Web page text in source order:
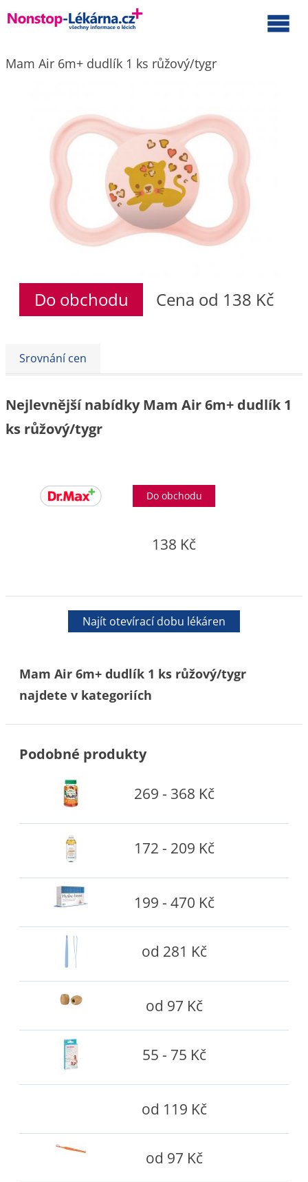
Mam Air 6m+ dudlík 1 ks růžový/tygr
Do obchodu Cena od 138 Kč
Srovnání cen
Nejlevnější nabídky Mam Air 6m+ dudlík 1
ks růžový/tygr
Do obchodu
138 Kč
Najít otevírací dobu lékáren
Mam Air 6m+ dudlík 1 ks růžový/tygr
najdete v kategoriích
Podobné produkty
269 - 368 Kč
172 - 209 Kč
199 - 470 Kč
od 281 Kč
od 97 Kč
55 - 75 Kč
od 119 Kč
od 97 Kč